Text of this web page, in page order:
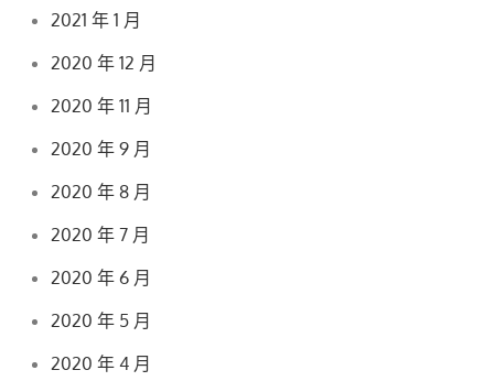
2021 年 1 月
2020 年 12 月
2020 年 11 月
2020 年 9 月
2020 年 8 月
2020 年 7 月
2020 年 6 月
2020 年 5 月
2020 年 4 月